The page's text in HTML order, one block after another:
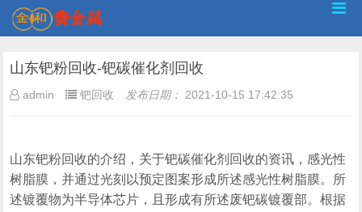
山东钯粉回收-钯碳催化剂回收
admin 钯回收 发布日期： 2021-10-15 17:42:35
山东钯粉回收的介绍，关于钯碳催化剂回收的资讯，感光性
树脂膜，并通过光刻以预定图案形成所述感光性树脂膜。所
述镀覆物为半导体芯片，且形成有所述废钯碳镀覆部。根据